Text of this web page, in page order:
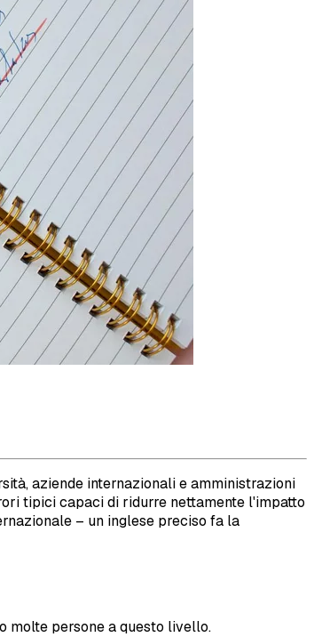
aziende internazionali e amministrazioni
tipici capaci di ridurre nettamente l'impatto
– un inglese preciso fa la
molte persone a questo livello.